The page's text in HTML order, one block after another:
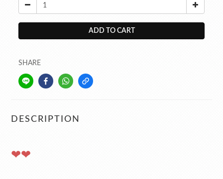
ADD TO CART
SHARE
DESCRIPTION
❤❤